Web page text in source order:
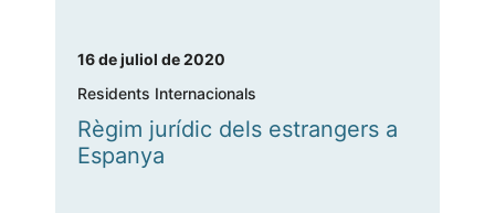
16 de juliol de 2020
Residents Internacionals
Règim jurídic dels estrangers a
Espanya